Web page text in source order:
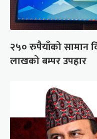
२५० रुपैयाँको सामान
लाखको बम्पर उपहार